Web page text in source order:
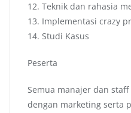
12. Teknik dan rahasia
13. Implementasi crazy
14. Studi Kasus
Peserta
Semua manajer dan
dengan marketing serta